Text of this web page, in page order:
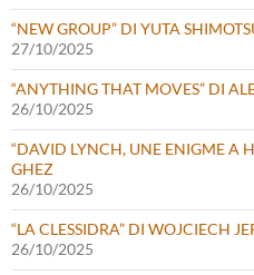
“NEW GROUP” DI YUTA
27/10/2025
“ANYTHING THAT MOVES” DI
26/10/2025
“DAVID LYNCH, UNE ENIGME A
GHEZ
26/10/2025
“LA CLESSIDRA” DI WOJCIECH
26/10/2025